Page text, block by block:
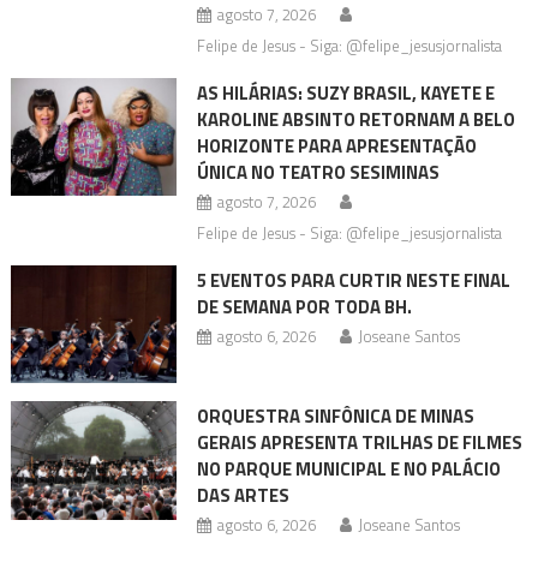
agosto 7, 2026
Felipe de Jesus - Siga: @felipe_jesusjornalista
AS HILÁRIAS: SUZY BRASIL, KAYETE E
KAROLINE ABSINTO RETORNAM A BELO
HORIZONTE PARA APRESENTAÇÃO
ÚNICA NO TEATRO SESIMINAS
agosto 7, 2026
Felipe de Jesus - Siga: @felipe_jesusjornalista
5 EVENTOS PARA CURTIR NESTE FINAL
DE SEMANA POR TODA BH.
agosto 6, 2026 Joseane Santos
ORQUESTRA SINFÔNICA DE MINAS
GERAIS APRESENTA TRILHAS DE FILMES
NO PARQUE MUNICIPAL E NO PALÁCIO
DAS ARTES
agosto 6, 2026 Joseane Santos